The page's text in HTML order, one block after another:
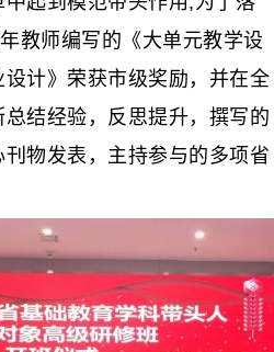
教师编写的《大单元教学设
计》荣获市级奖励，并在全
结经验，反思提升，撰写的
物发表，主持参与的多项省